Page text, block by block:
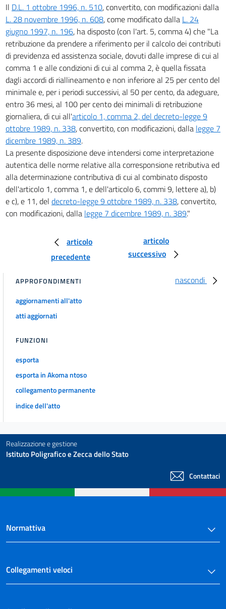
Il D.L. 1 ottobre 1996, n. 510, convertito, con modificazioni dalla
L. 28 novembre 1996, n. 608, come modificato dalla L. 24
giugno 1997, n. 196, ha disposto (con l'art. 5, comma 4) che "La
retribuzione da prendere a riferimento per il calcolo dei contributi
di previdenza ed assistenza sociale, dovuti dalle imprese di cui al
comma 1 e alle condizioni di cui al comma 2, è quella fissata
dagli accordi di riallineamento e non inferiore al 25 per cento del
minimale e, per i periodi successivi, al 50 per cento, da adeguare,
entro 36 mesi, al 100 per cento dei minimali di retribuzione
giornaliera, di cui all'articolo 1, comma 2, del decreto-legge 9
ottobre 1989, n. 338, convertito, con modificazioni, dalla legge 7
dicembre 1989, n. 389.
La presente disposizione deve intendersi come interpretazione
autentica delle norme relative alla corresponsione retributiva ed
alla determinazione contributiva di cui al combinato disposto
dell'articolo 1, comma 1, e dell'articolo 6, commi 9, lettere a), b)
e c), e 11, del decreto-legge 9 ottobre 1989, n. 338, convertito,
con modificazioni, dalla legge 7 dicembre 1989, n. 389."
articolo
precedente
articolo
successivo
nascondi
APPROFONDIMENTI
aggiornamenti all'atto
atti aggiornati
FUNZIONI
esporta
esporta in Akoma ntoso
collegamento permanente
indice dell'atto
Realizzazione e gestione
Istituto Poligrafico e Zecca dello Stato
Contattaci
Normattiva
Collegamenti veloci